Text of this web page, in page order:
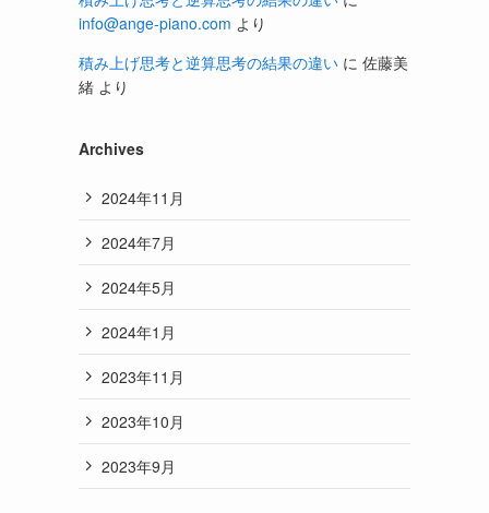
info@ange-piano.com より
積み上げ思考と逆算思考の結果の違い に 佐藤美
緒 より
Archives
2024年11月
2024年7月
2024年5月
2024年1月
2023年11月
2023年10月
2023年9月